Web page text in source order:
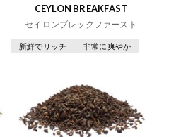
CEYLON BREAKFAST
セイロンブレックファースト
新鮮でリッチ 非常に爽やか